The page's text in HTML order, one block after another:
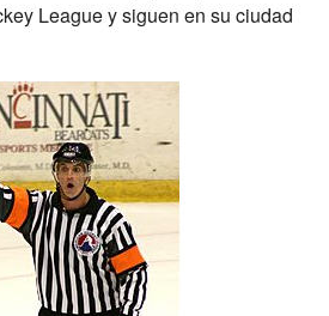
League y siguen en su ciudad